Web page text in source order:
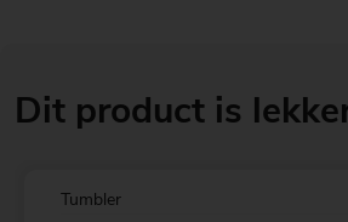
Dit product is
Tumbler